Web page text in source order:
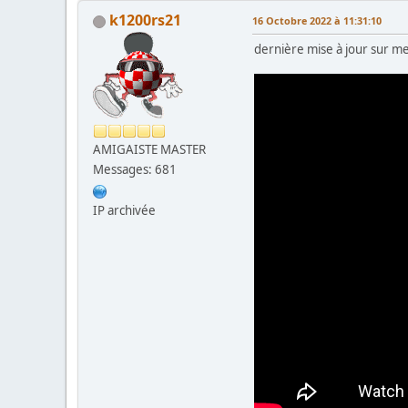
k1200rs21
AMIGAISTE MASTER
Messages: 681
IP archivée
16 Octobre 2022 à 11:31:10
dernière mise à jour sur